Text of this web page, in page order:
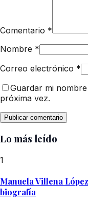
Comentario *
Nombre *
Correo electrónico *
Guardar mi
próxima vez.
Lo más leído
1
Manuela Villena
biografía